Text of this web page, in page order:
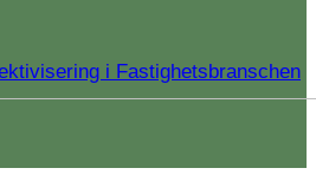
i Fastighetsbranschen